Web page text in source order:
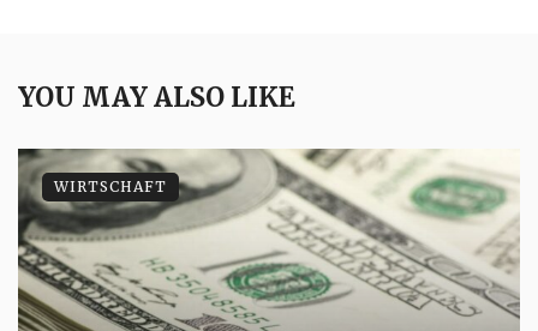
YOU MAY ALSO LIKE
WIRTSCHAFT